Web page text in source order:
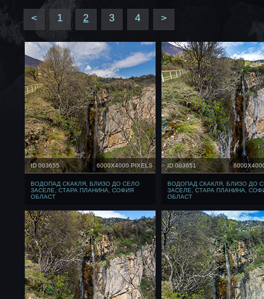
< 1 2 3 4 >
ID 003655 6000X4000 PIXELS
ВОДОПАД СКАКЛЯ, БЛИЗО ДО СЕЛО
ЗАСЕЛЕ, СТАРА ПЛАНИНА, СОФИЯ
ОБЛАСТ
ID 003651
ВОДОПАД СКАКЛЯ, БЛИЗО ДО
ЗАСЕЛЕ, СТАРА ПЛАНИНА,
ОБЛАСТ